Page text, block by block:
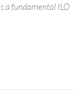
a fundamental ILO